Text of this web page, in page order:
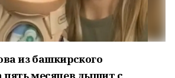
из башкирского